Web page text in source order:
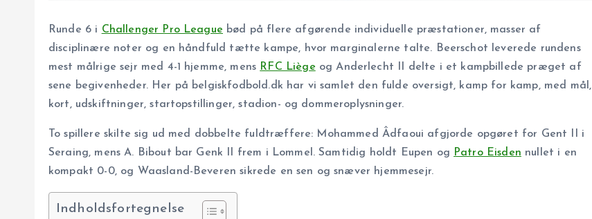
Runde 6 i Challenger Pro League bød på flere afgørende individuelle præstationer, masser af
disciplinære noter og en håndfuld tætte kampe, hvor marginalerne talte. Beerschot leverede rundens
mest målrige sejr med 4-1 hjemme, mens RFC Liège og Anderlecht II delte i et kampbillede præget af
sene begivenheder. Her på belgiskfodbold.dk har vi samlet den fulde oversigt, kamp for kamp, med mål,
kort, udskiftninger, startopstillinger, stadion- og dommeroplysninger.
To spillere skilte sig ud med dobbelte fuldtræffere: Mohammed Âdfaoui afgjorde opgøret for Gent II i
Seraing, mens A. Bibout bar Genk II frem i Lommel. Samtidig holdt Eupen og Patro Eisden nullet i en
kompakt 0-0, og Waasland-Beveren sikrede en sen og snæver hjemmesejr.
Indholdsfortegnelse